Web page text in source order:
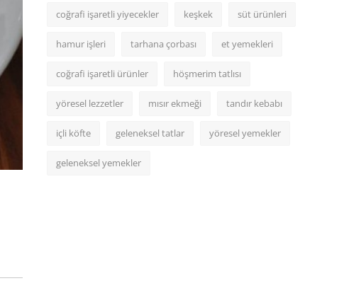
coğrafi işaretli yiyecekler keşkek süt ürünleri
hamur işleri tarhana çorbası et yemekleri
coğrafi işaretli ürünler höşmerim tatlısı
yöresel lezzetler mısır ekmeği tandır kebabı
içli köfte geleneksel tatlar yöresel yemekler
geleneksel yemekler